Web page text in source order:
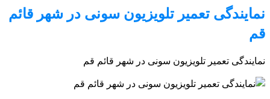
تعمیر تلویزیون سونی در شهر قائم
تعمیر تلویزیون سونی در شهر قائم قم